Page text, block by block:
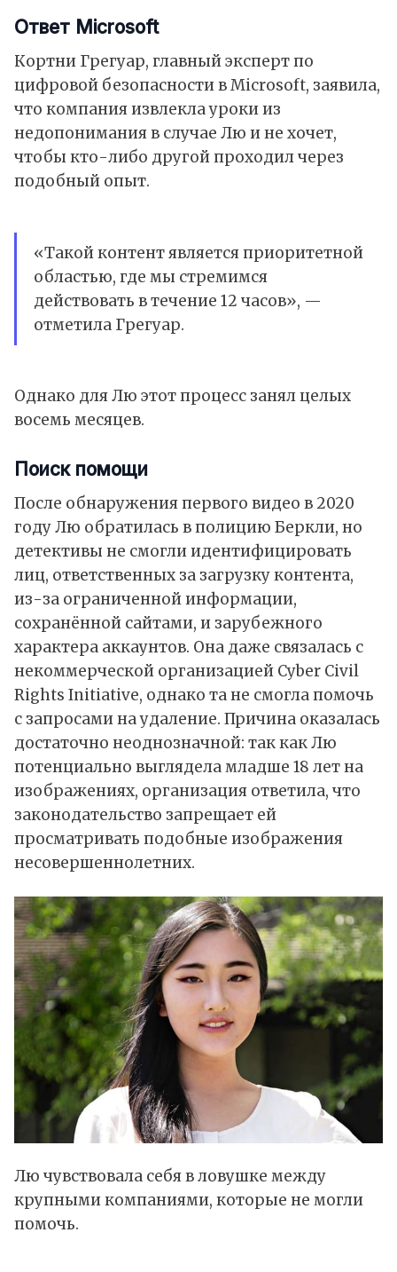
Ответ Microsoft
Кортни Грегуар, главный эксперт по
цифровой безопасности в Microsoft, заявила,
что компания извлекла уроки из
недопонимания в случае Лю и не хочет,
чтобы кто-либо другой проходил через
подобный опыт.
«Такой контент является приоритетной
областью, где мы стремимся
действовать в течение 12 часов», —
отметила Грегуар.
Однако для Лю этот процесс занял целых
восемь месяцев.
Поиск помощи
После обнаружения первого видео в 2020
году Лю обратилась в полицию Беркли, но
детективы не смогли идентифицировать
лиц, ответственных за загрузку контента,
из-за ограниченной информации,
сохранённой сайтами, и зарубежного
характера аккаунтов. Она даже связалась с
некоммерческой организацией Cyber Civil
Rights Initiative, однако та не смогла помочь
с запросами на удаление. Причина оказалась
достаточно неоднозначной: так как Лю
потенциально выглядела младше 18 лет на
изображениях, организация ответила, что
законодательство запрещает ей
просматривать подобные изображения
несовершеннолетних.
Лю чувствовала себя в ловушке между
крупными компаниями, которые не могли
помочь.